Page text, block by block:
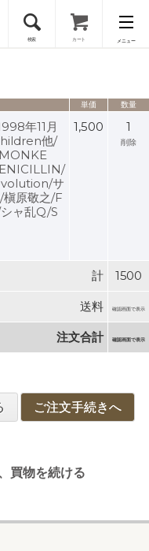
検索 カート メニュー
単価 数量
年11月
他/
サ
原敬之/F
ャ乱Q/S
1,500 1
削除
計 1500
送料 確認画面で表示
注文合計 確認画面で表示
ご注文手続きへ
買物を続ける